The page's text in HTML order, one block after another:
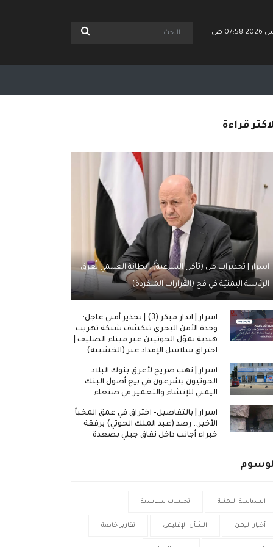
قراءة
اسرار | تحذيرات من (تآكل الشرعية).. بطانة العليمي تُغرق
الرئاسة اليمنيّة في فخ (القرارات المنفردة)
اسرار | انذار مبكر (3) | تحذير أمني عاجل:
وحدة الأمن البحري تنكشف شبكة تهريب
هندية تموّل الحوثيين عبر ميناء الصليف |
اختراق سلاسل الإمداد عبر (الخشبية)
اسرار | نهب صريح لأعرق بنوك البلاد ..
الحوثيون يشرعون في بيع أصول البنك
اليمني للإنشاء والتعمير في صنعاء
اسرار | بالتفاصيل- اختراق في عمق المخبأ
الأخير.. رصد (عبد الملك الحوثي) برفقة
خبراء أجانب داخل نفاق جبلي بصعدة
السياسة اليمنية تحليلات سياسية
أخبار اليمن الشأن الإقليمي تقارير خاصة